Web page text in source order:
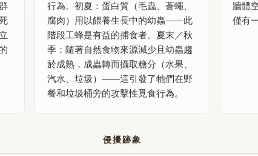
行為。初夏：蛋白質（毛蟲、蒼蠅、
腐肉）用以餵養生長中的幼蟲——此
階段工蜂是有益的捕食者。夏末／秋
季：隨著自然食物來源減少且幼蟲趨
於成熟，成蟲轉而攝取糖分（水果、
汽水、垃圾）——這引發了牠們在野
餐和垃圾桶旁的攻擊性覓食行為。
牆體
僅有
侵擾跡象